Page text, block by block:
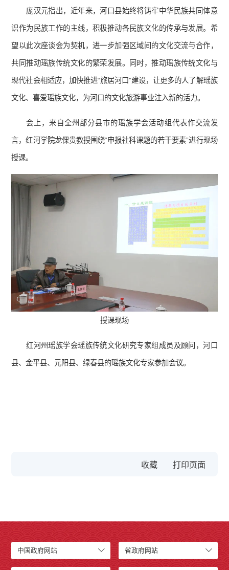
庞汉元指出，近年来，河口县始终将铸牢中华民族共同体意
识作为民族工作的主线，积极推动各民族文化的传承与发展。希
望以此次座谈会为契机，进一步加强区域间的文化交流与合作，
共同推动瑶族传统文化的繁荣发展。同时，推动瑶族传统文化与
现代社会相适应，加快推进“旅居河口”建设，让更多的人了解瑶族
文化、喜爱瑶族文化，为河口的文化旅游事业注入新的活力。
会上，来自全州部分县市的瑶族学会活动组代表作交流发
言，红河学院龙倮贵教授围绕“申报社科课题的若干要素”进行现场
授课。
授课现场
红河州瑶族学会瑶族传统文化研究专家组成员及顾问，河口
县、金平县、元阳县、绿春县的瑶族文化专家参加会议。
收藏
中国政府网站 省政府网站